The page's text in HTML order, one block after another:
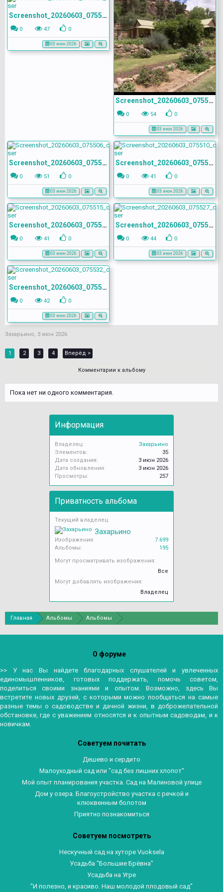
Screenshot_20260603_075520_com.yandex.browser
0 47 0
03 июн 2026
Screenshot_20260603_075503_com.yandex.browser
0 54 0
03 июн 2026
Screenshot_20260603_075506_com.yandex.browser
0 51 0
03 июн 2026
Screenshot_20260603_075510_com.yandex.browser
0 41 0
03 июн 2026
Screenshot_20260603_075515_com.yandex.browser
0 41 0
03 июн 2026
Screenshot_20260603_075527_com.yandex.browser
0 44 0
03 июн 2026
Screenshot_20260603_075532_com.yandex.browser
0 42 0
03 июн 2026
Захарьино, 3 июн 2026
1 2 3 4 Вперёд >
Комментарии к альбому
Пока нет ни одного комментария.
Информация
Владелец:
Захарьино
Элементов:
35
Дата создания:
3 июн 2026
Дата обновления:
3 июн 2026
Просмотры:
257
Приватность альбома
Текущий владелец:
Захарьино
Изображения:
7.699
Альбомы:
195
Могут просматривать изображения:
Все
Могут добавлять изображения:
Владелец
Главная Альбомы Альбомы
О форуме
>> У нас Вы найдете благодарных слушателей и увлеченных
единомышленников, готовых поддержать, помочь советом,
поделиться своими знаниями и опытом. Возможно, здесь Вы
встретите новых друзей, с которыми можно пообщаться на самые
разные темы о садоводстве и дачной жизни, в доброжелательной
обстановке, где с уважением относятся и к опытным садоводам, и к
новичкам.
Советуем почитать
Дешево и сердито
Малоуходный сад или "сад без лишних хлопот"
Мой опыт планирования участка. Сад на Малиновой улице
Дом у озера. Благоустройство участка с речкой и
клюквенным болотом
Приятно познакомиться
Советуем посмотреть
Нескучный сад на хуторе Vuoksela
Усадьба "Большие Брёвна"
Усадьба на Угре
"И полезно, и красиво. Наш молодой плодовый сад"